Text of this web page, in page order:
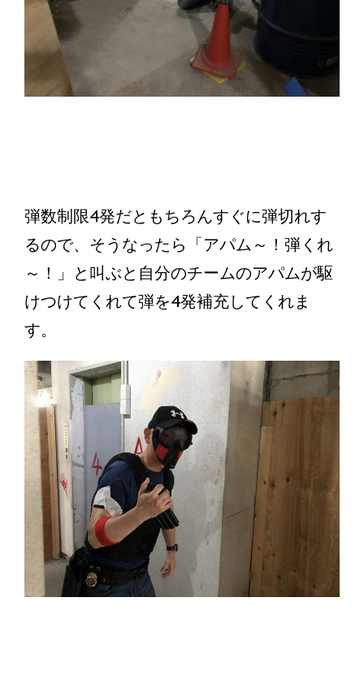
弾数制限4発だともちろんすぐに弾切れす
るので、そうなったら「アパム～！弾くれ
～！」と叫ぶと自分のチームのアパムが駆
けつけてくれて弾を4発補充してくれま
す。